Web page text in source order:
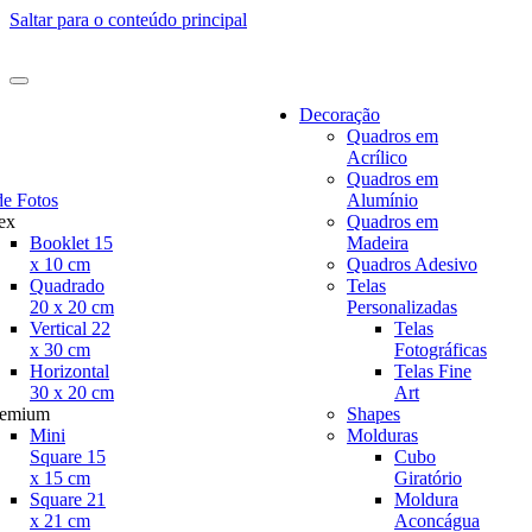
Saltar para o conteúdo principal
Fotos
Booklet 15
x 10 cm
Quadrado
20 x 20 cm
Vertical 22
x 30 cm
Horizontal
30 x 20 cm
Mini
Square 15
x 15 cm
Square 21
x 21 cm
Decoração
Quadros em
Acrílico
Quadros em
Alumínio
Quadros em
Madeira
Quadros Adesivo
Telas
Personalizadas
Telas
Fotográficas
Telas Fine
Art
Shapes
Molduras
Cubo
Giratório
Moldura
Aconcágua